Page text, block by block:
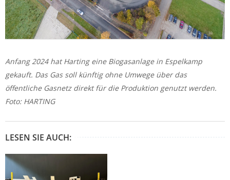
Anfang 2024 hat Harting eine Biogasanlage in Espelkamp
gekauft. Das Gas soll künftig ohne Umwege über das
öffentliche Gasnetz direkt für die Produktion genutzt werden.
Foto: HARTING
LESEN SIE AUCH: